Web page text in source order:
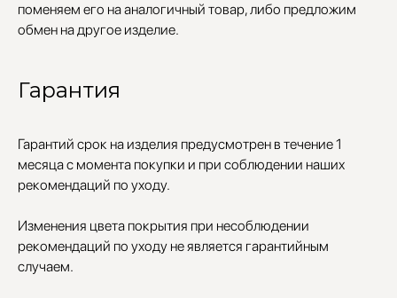
поменяем его на аналогичный товар, либо предложим
обмен на другое изделие.
Гарантия
Гарантий срок на изделия предусмотрен в течение 1
месяца с момента покупки и при соблюдении наших
рекомендаций по уходу.
Изменения цвета покрытия при несоблюдении
рекомендаций по уходу не является гарантийным
случаем.
В ПОДАРОК
Сеты
edalinjewelry@gmail.com
Кольца
Колье
Чокеры
Упаковка
Сертификаты
Трансформеры
Не бриллианты, потому
что по любви